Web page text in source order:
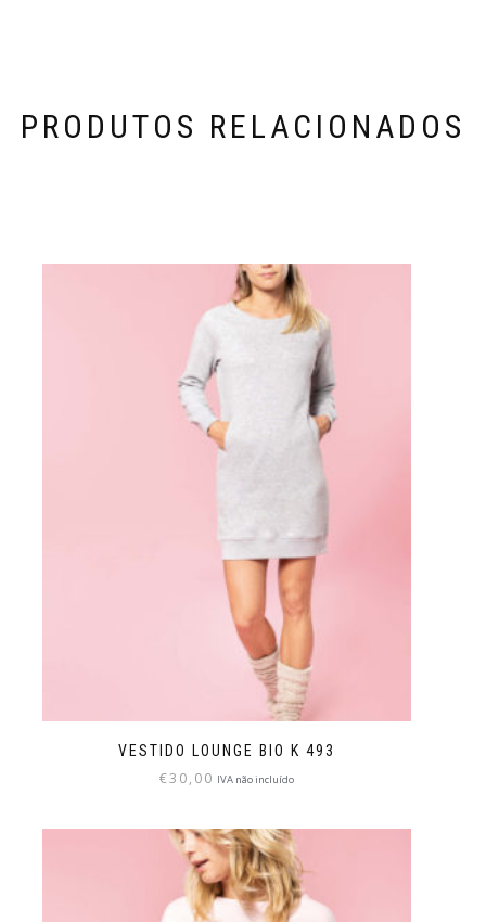
PRODUTOS RELACIONADOS
VESTIDO LOUNGE BIO K 493
€30,00 IVA não incluído